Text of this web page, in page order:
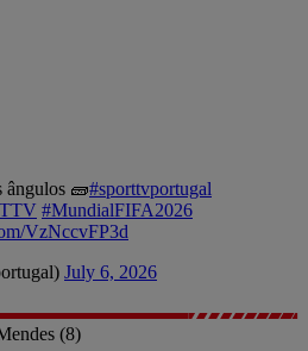
ângulos 🧱#sporttvportugal
#MundialFIFA2026
VzNccvFP3d
July 6, 2026
(8)